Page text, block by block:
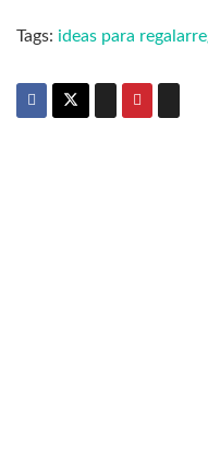
Tags: ideas para regalar